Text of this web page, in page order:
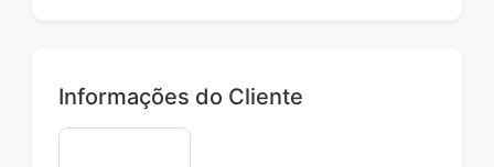
Informações do Cliente